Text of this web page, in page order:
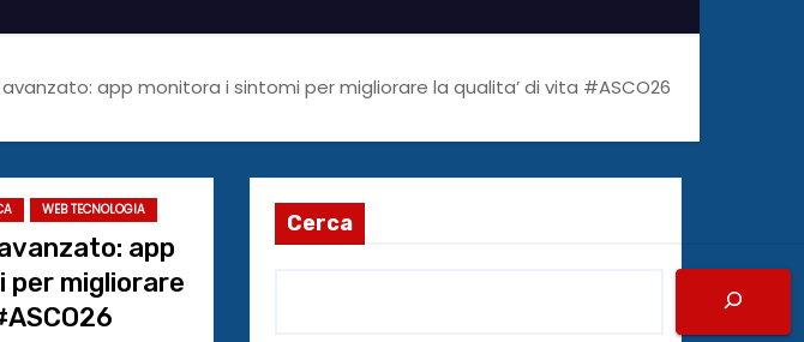
app monitora i sintomi per migliorare la qualita’ di vita #ASCO26
WEB TECNOLOGIA
app
per migliorare
Cerca